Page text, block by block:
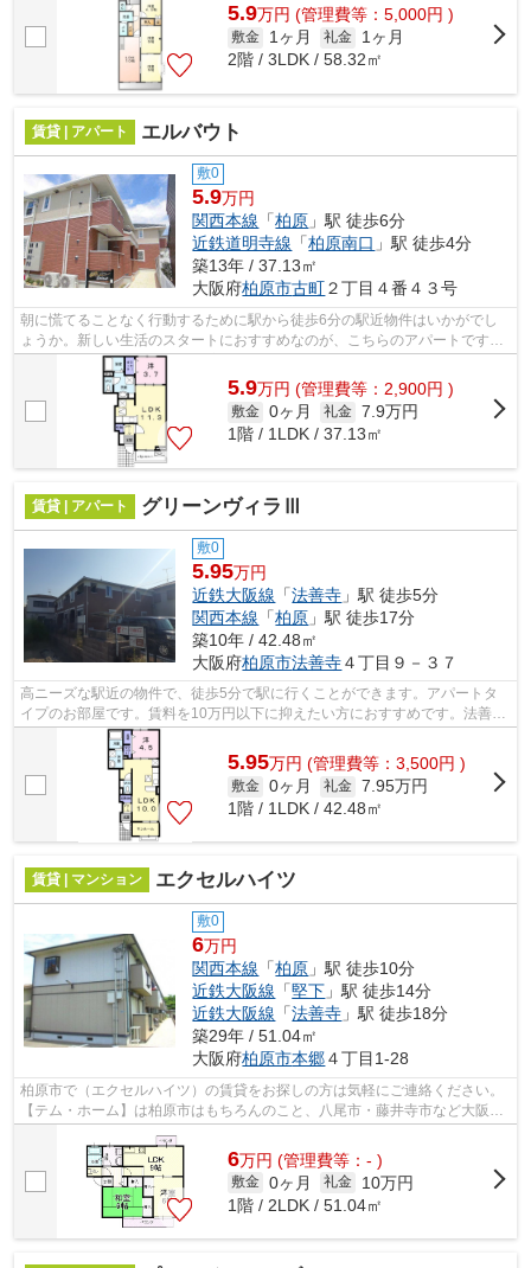
5.9万円 (管理費等：5,000円 )
敷金 1ヶ月 礼金
1ヶ月
2階 / 3LDK / 58.32㎡
賃貸 | アパート エルバウト
敷0
5.9万円
関西本線 「柏原 」駅 徒歩6分
近鉄道明寺線 「柏原南口 」駅 徒歩4分
築13年 / 37.13㎡
大阪府柏原市古町２丁目４番４３号
朝に慌てることなく行動するために駅から徒歩6分の駅近物件はいかがでし
ょうか。新しい生活のスタートにおすすめなのが、こちらのアパートです。
賃料10万円以下をご希望のお客様、ぜひ...
5.9万円 (管理費等：2,900円 )
敷金 0ヶ月 礼金 7.9万円
1階 / 1LDK / 37.13㎡
賃貸 | アパート グリーンヴィラⅢ
敷0
5.95万円
近鉄大阪線 「法善寺 」駅 徒歩5分
関西本線 「柏原 」駅 徒歩17分
築10年 / 42.48㎡
大阪府柏原市法善寺４丁目９－３７
高ニーズな駅近の物件で、徒歩5分で駅に行くことができます。アパートタ
イプのお部屋です。賃料を10万円以下に抑えたい方におすすめです。法善寺
駅周辺物件：グリーンヴィラⅢ。テム・...
5.95万円 (管理費等：3,500円 )
敷金 0ヶ月 礼金 7.95万円
1階 / 1LDK / 42.48㎡
賃貸 | マンション エクセルハイツ
敷0
6万円
関西本線 「柏原 」駅 徒歩10分
近鉄大阪線 「堅下 」駅 徒歩14分
近鉄大阪線 「法善寺 」駅 徒歩18分
築29年 / 51.04㎡
大阪府柏原市本郷４丁目1-28
柏原市で（エクセルハイツ）の賃貸をお探しの方は気軽にご連絡ください。
【テム・ホーム】は柏原市はもちろんのこと、八尾市・藤井寺市など大阪全
6万円 (管理費等：- )
敷金 0ヶ月 礼金
10万円
1階 / 2LDK / 51.04㎡